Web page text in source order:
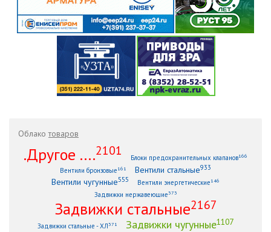
Облакотоваров
.Другое ....2101
Блоки предохранительных клапанов166
Вентили бронзовые161 Вентили стальные933
Вентили чугунные555 Вентили энергетические146
Задвижки нержавеющие373
Задвижки стальные2167
Задвижки стальные - ХЛ371 Задвижки чугунные1107